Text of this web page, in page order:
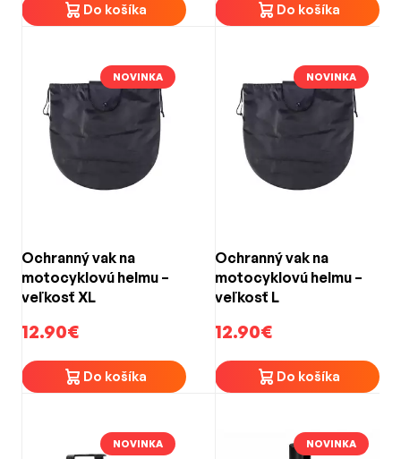
Do košíka Do košíka
NOVINKA
Ochranný vak na
motocyklovú helmu –
veľkosť XL
12.90€
Do košíka
NOVINKA
Ochranný vak na
motocyklovú helmu –
veľkosť L
12.90€
Do košíka
NOVINKA NOVINKA